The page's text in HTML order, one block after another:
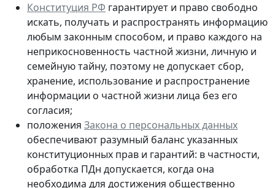
Конституция РФ гарантирует и право свободно
искать, получать и распространять информацию
любым законным способом, и право каждого на
неприкосновенность частной жизни, личную и
семейную тайну, поэтому не допускает сбор,
хранение, использование и распространение
информации о частной жизни лица без его
согласия;
положения Закона о персональных данных
обеспечивают разумный баланс указанных
конституционных прав и гарантий: в частности,
обработка ПДн допускается, когда она
необходима для достижения общественно